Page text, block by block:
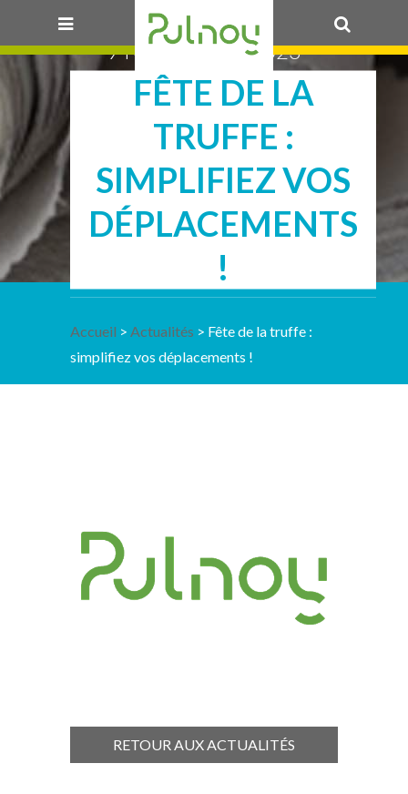
9 NOVEMBRE 2023
FÊTE DE LA
TRUFFE :
SIMPLIFIEZ VOS
DÉPLACEMENTS
!
Accueil >Actualités > Fête de la truffe :
simplifiez vos déplacements !
RETOUR AUX ACTUALITÉS